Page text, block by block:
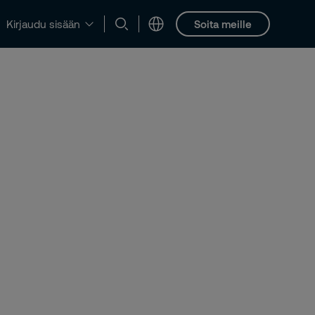
Kirjaudu sisään Soita meille